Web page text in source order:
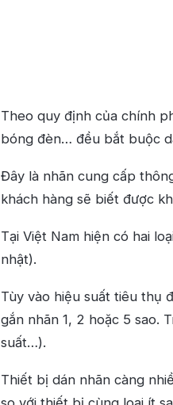
Theo quy định của chính
bóng đèn… đều bắt buộc
Đây là nhãn cung cấp
khách hàng sẽ biết được
Tại Việt Nam hiện có hai
nhật).
Tùy vào hiệu suất tiêu thụ
gắn nhãn 1, 2 hoặc 5 sao.
suất…).
Thiết bị dán nhãn càng